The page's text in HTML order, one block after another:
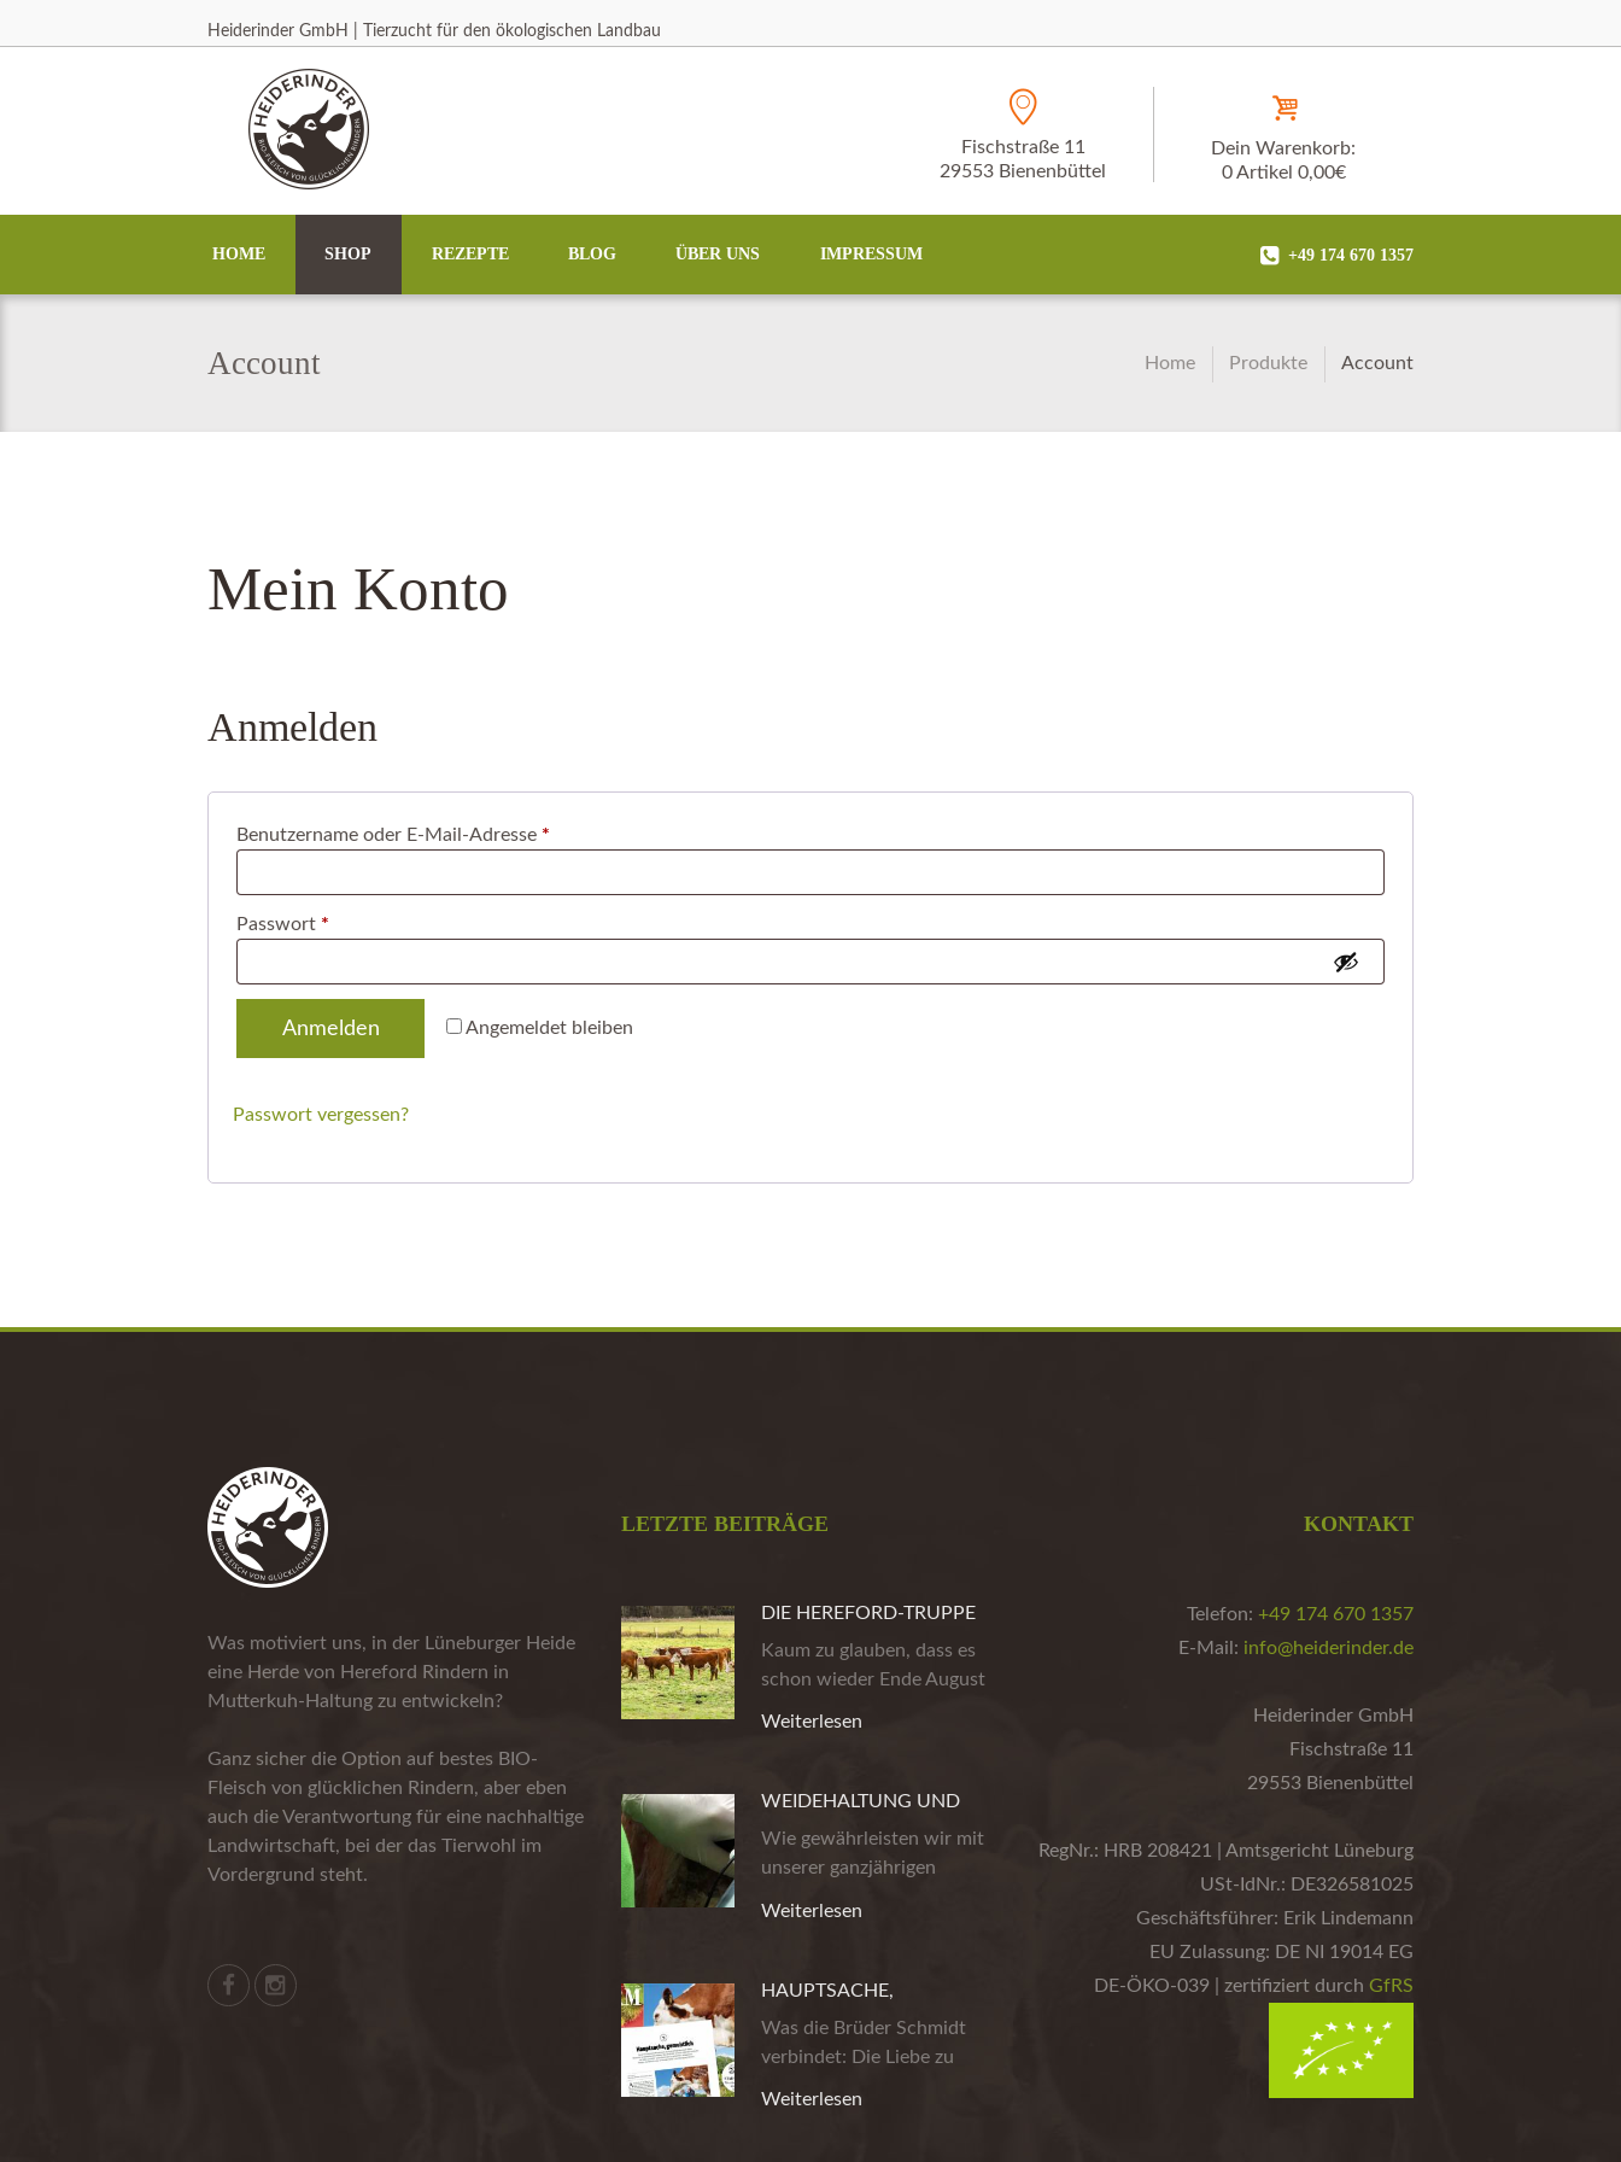
Heiderinder GmbH | Tierzucht für den ökologischen Landbau
Dein Warenkorb:
0 Artikel 0,00€
Fischstraße 11
29553 Bienenbüttel
HOME SHOP REZEPTE BLOG ÜBER UNS IMPRESSUM +49 174 670 1357
Account Home Produkte Account
Mein Konto
Anmelden
Benutzername oder E-Mail-Adresse *
Passwort *
Angemeldet bleiben
Anmelden
Passwort vergessen?
Was motiviert uns, in der Lüneburger Heide
eine Herde von Hereford Rindern in
Mutterkuh-Haltung zu entwickeln?
Ganz sicher die Option auf bestes BIO-
Fleisch von glücklichen Rindern, aber eben
auch die Verantwortung für eine nachhaltige
Landwirtschaft, bei der das Tierwohl im
Vordergrund steht.
LETZTE BEITRÄGE
DIE HEREFORD-TRUPPE
AUS DER HEIDE
Kaum zu glauben, dass es
schon wieder Ende August
Weiterlesen
WEIDEHALTUNG UND
PRODUKTSICHERHEIT
Wie gewährleisten wir mit
unserer ganzjährigen
Weiterlesen
HAUPTSACHE,
GEMUHTLICH!
Was die Brüder Schmidt
verbindet: Die Liebe zu
Weiterlesen
KONTAKT
Telefon: +49 174 670 1357
E-Mail: info@heiderinder.de
Heiderinder GmbH
Fischstraße 11
29553 Bienenbüttel
RegNr.: HRB 208421 | Amtsgericht Lüneburg
USt-IdNr.: DE326581025
Geschäftsführer: Erik Lindemann
EU Zulassung: DE NI 19014 EG
DE-ÖKO-039 | zertifiziert durch GfRS